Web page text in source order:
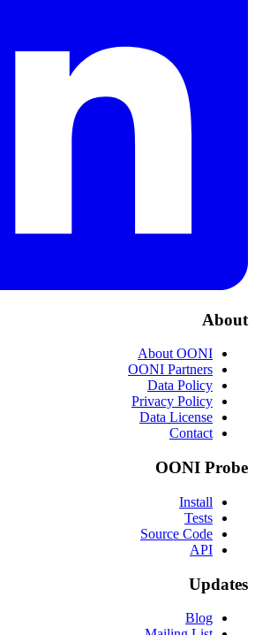
About
About OONI
OONI Partners
Data Policy
Privacy Policy
Data License
Contact
OONI Probe
Install
Tests
Source Code
API
Updates
Blog